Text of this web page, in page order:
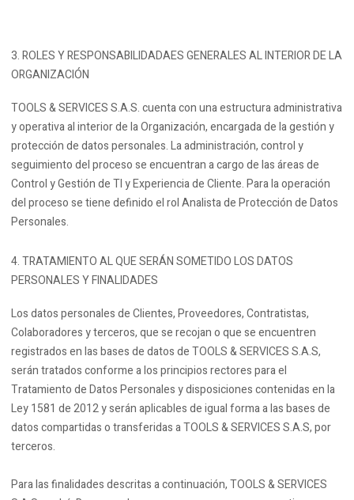
ROLES Y RESPONSABILIDADAES GENERALES AL INTERIOR DE LA
ORGANIZACIÓN
TOOLS & SERVICES S.A.S. cuenta con una estructura administrativa
y operativa al interior de la Organización, encargada de la gestión y
protección de datos personales. La administración, control y
seguimiento del proceso se encuentran a cargo de las áreas de
Control y Gestión de TI y Experiencia de Cliente. Para la operación
del proceso se tiene definido el rol Analista de Protección de Datos
Personales.
TRATAMIENTO AL QUE SERÁN SOMETIDO LOS DATOS
PERSONALES Y FINALIDADES
Los datos personales de Clientes, Proveedores, Contratistas,
Colaboradores y terceros, que se recojan o que se encuentren
registrados en las bases de datos de TOOLS & SERVICES S.A.S,
serán tratados conforme a los principios rectores para el
Tratamiento de Datos Personales y disposiciones contenidas en la
Ley 1581 de 2012 y serán aplicables de igual forma a las bases de
datos compartidas o transferidas a TOOLS & SERVICES S.A.S, por
terceros.
Para las finalidades descritas a continuación, TOOLS & SERVICES